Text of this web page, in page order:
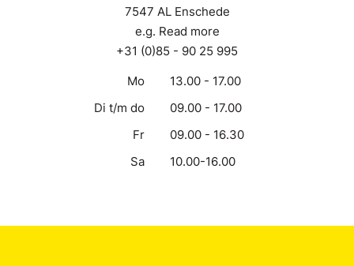
7547 AL Enschede
e.g. Read more
+31 (0)85 - 90 25 995
Mo
13.00 - 17.00
Di t/m do
09.00 - 17.00
Fr
09.00 - 16.30
Sa
10.00-16.00